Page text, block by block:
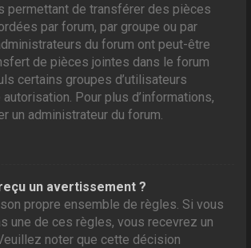
permettant de transférer des pièces
par forum, par groupe ou par
du forum ont peut-être
de pièces jointes dans le forum
certains groupes d’utilisateurs
Pour plus d’informations,
un administrateur du forum.
un avertissement ?
propre ensemble de règles. Si vous
une de ces règles, vous recevrez un
noter que cette décision